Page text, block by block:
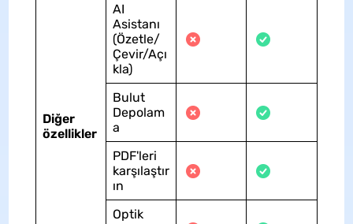
Diğer
özellikler
AI
Asistanı
(Özetle/
Çevir/Açı
kla)
Bulut
Depolam
a
PDF'leri
karşılaştır
ın
Optik